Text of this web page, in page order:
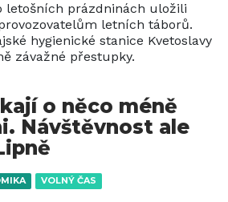
letošních prázdninách uložili
letních táborů.
hygienické stanice Kvetoslavy
závažné přestupky.
VOLNÝ ČAS
o něco méně
Návštěvnost ale